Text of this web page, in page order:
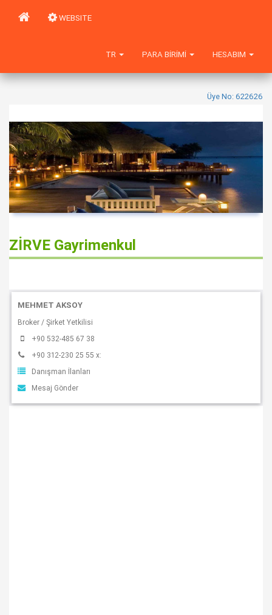
WEBSITE
HESABIM
PARA BIRIMI
TR
Üye No: 622626
ZİRVE Gayrimenkul
MEHMET AKSOY
Broker / Şirket Yetkilisi
+90 532-485 67 38
+90 312-230 25 55 x:
Danışman İlanları
Mesaj Gönder